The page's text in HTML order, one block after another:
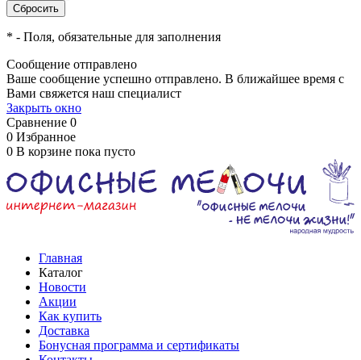
* - Поля, обязательные для заполнения
Сообщение отправлено
Ваше сообщение успешно отправлено. В ближайшее время с
Вами свяжется наш специалист
Закрыть окно
Сравнение 0
0 Избранное
0 В корзине пока пусто
Главная
Каталог
Новости
Акции
Как купить
Доставка
Бонусная программа и сертификаты